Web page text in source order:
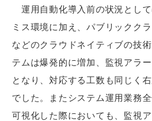
運用自動化導入前の状況とし
ミス環境に加え、パブリックク
などのクラウドネイティブの技
テムは爆発的に増加、監視アラ
となり、対応する工数も同じく
でした。またシステム運用業務
可視化した際においても、監視